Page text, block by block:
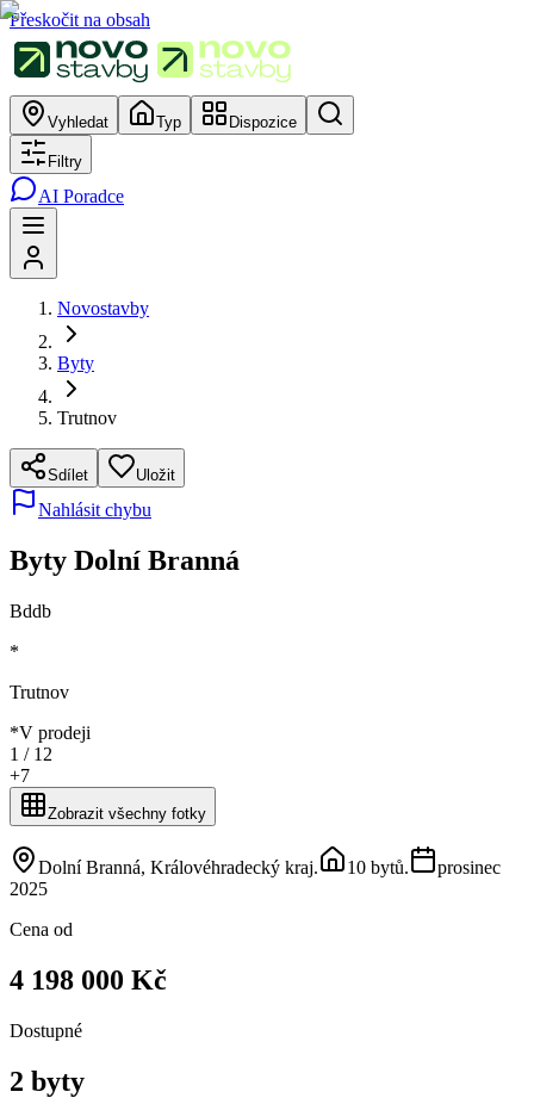
Přeskočit na obsah
Vyhledat Typ Dispozice
Filtry
AI Poradce
Novostavby
Byty
Trutnov
Sdílet Uložit
Nahlásit chybu
Byty Dolní Branná
Bddb
*
Trutnov
*V prodeji
1 / 12
+7
Zobrazit všechny fotky
Dolní Branná, Královéhradecký kraj. 10 bytů.
prosinec
2025
Cena od
4 198 000 Kč
Dostupné
2 byty